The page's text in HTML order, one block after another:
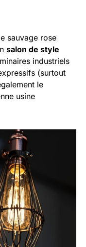
sauvage rose
salon de style
industriels
(surtout
le
usine